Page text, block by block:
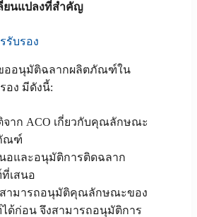
ยนแปลงที่สำคัญ
รับรอง
ออนุมัติฉลากผลิตภัณฑ์ใน
อง มีดังนี้:
จาก ACO เกี่ยวกับคุณลักษณะ
ณฑ์
อและอนุมัติการติดฉลาก
เสนอ
ามารถอนุมัติคุณลักษณะของ
ด้ก่อน จึงสามารถอนุมัติการ